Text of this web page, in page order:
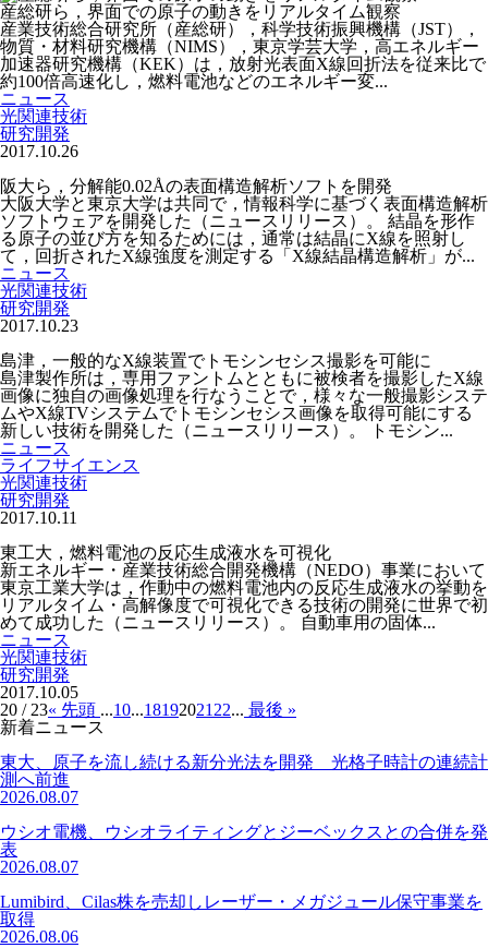
産総研ら，界面での原子の動きをリアルタイム観察
産業技術総合研究所（産総研），科学技術振興機構（JST），
物質・材料研究機構（NIMS），東京学芸大学，高エネルギー
加速器研究機構（KEK）は，放射光表面X線回折法を従来比で
約100倍高速化し，燃料電池などのエネルギー変...
ニュース
光関連技術
研究開発
2017.10.26
阪大ら，分解能0.02Åの表面構造解析ソフトを開発
大阪大学と東京大学は共同で，情報科学に基づく表面構造解析
ソフトウェアを開発した（ニュースリリース）。 結晶を形作
る原子の並び方を知るためには，通常は結晶にX線を照射し
て，回折されたX線強度を測定する「X線結晶構造解析」が...
ニュース
光関連技術
研究開発
2017.10.23
島津，一般的なX線装置でトモシンセシス撮影を可能に
島津製作所は，専用ファントムとともに被検者を撮影したX線
画像に独自の画像処理を行なうことで，様々な一般撮影システ
ムやX線TVシステムでトモシンセシス画像を取得可能にする
新しい技術を開発した（ニュースリリース）。 トモシン...
ニュース
ライフサイエンス
光関連技術
研究開発
2017.10.11
東工大，燃料電池の反応生成液水を可視化
新エネルギー・産業技術総合開発機構（NEDO）事業において
東京工業大学は，作動中の燃料電池内の反応生成液水の挙動を
リアルタイム・高解像度で可視化できる技術の開発に世界で初
めて成功した（ニュースリリース）。 自動車用の固体...
ニュース
光関連技術
研究開発
2017.10.05
20 / 23« 先頭 ...10...18192021 22... 最後 »
新着ニュース
東大、原子を流し続ける新分光法を開発 光格子時計の連続計
測へ前進
2026.08.07
ウシオ電機、ウシオライティングとジーベックスとの合併を発
表
2026.08.07
Lumibird、Cilas株を売却しレーザー・メガジュール保守事業を
取得
2026.08.06